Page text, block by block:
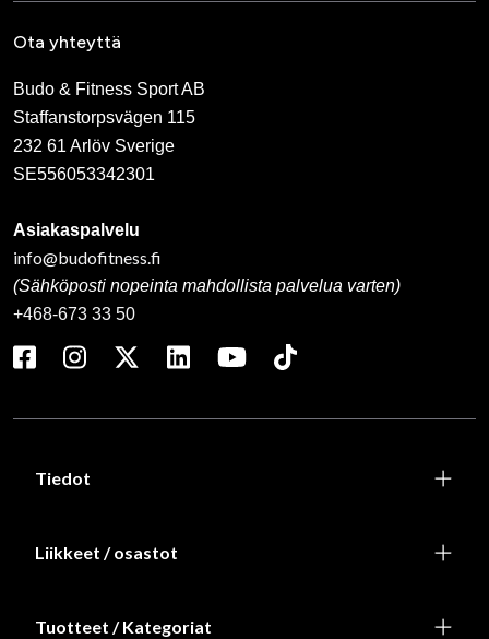
Ota yhteyttä
Budo & Fitness Sport AB
Staffanstorpsvägen 115
232 61 Arlöv Sverige
SE556053342301
Asiakaspalvelu
info@budofitness.fi
(Sähköposti nopeinta mahdollista palvelua varten)
+468-673 33 50
Tiedot
Liikkeet / osastot
Tuotteet / Kategoriat